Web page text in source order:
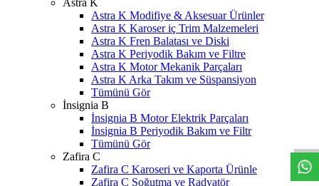
Astra K
Astra K Modifiye & Aksesuar Ürünler
Astra K Karoser iç Trim Malzemeleri
Astra K Fren Balatası ve Diski
Astra K Periyodik Bakım ve Filtre
Astra K Motor Mekanik Parçaları
Astra K Arka Takım ve Süspansiyon
Tümünü Gör
İnsignia B
İnsignia B Motor Elektrik Parçaları
İnsignia B Periyodik Bakım ve Filtr
Tümünü Gör
Zafira C
Zafira C Karoseri ve Kaporta Ürünle
Zafira C Soğutma ve Radyatör